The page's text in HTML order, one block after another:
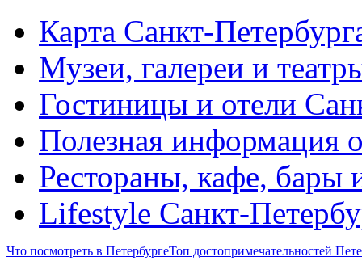
Карта Санкт-
Музеи, галереи и
Гостиницы и отели
Полезная информация
Рестораны, кафе, бары
Lifestyle Санкт-
Что посмотреть в ПетербургеТоп достопримечательностей